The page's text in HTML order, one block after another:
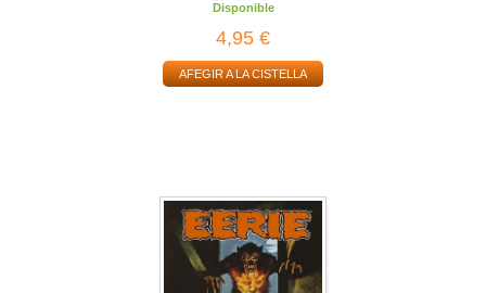
Disponible
4,95 €
AFEGIR A LA CISTELLA